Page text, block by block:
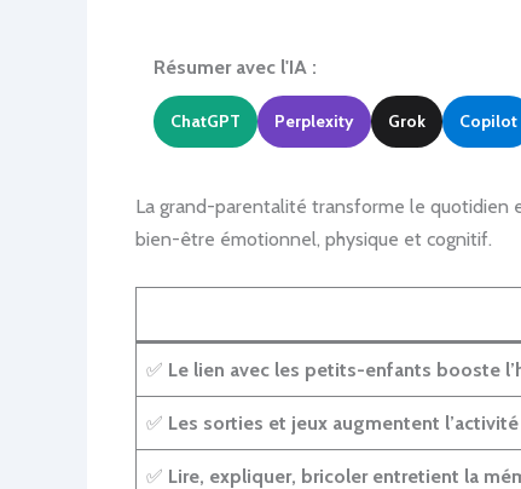
Résumer avec l'IA :
ChatGPT Perplexity Grok Copilot
La grand-parentalité transforme le quotidien
bien-être émotionnel, physique et cognitif.
✅ Le lien avec les petits-enfants booste
✅ Les sorties et jeux augmentent
✅ Lire, expliquer, bricoler entretient la